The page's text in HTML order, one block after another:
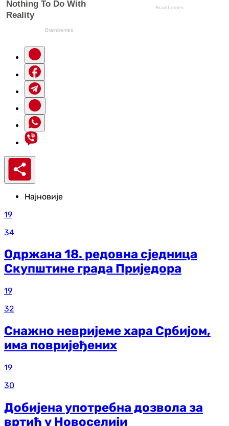
Најновије
19
34
Одржана 18. редовна сједница
Скупштине града Приједора
19
32
Снажно невријеме хара Србијом,
има повријеђених
19
30
Добијена употребна дозвола за
вртић у Новоселији